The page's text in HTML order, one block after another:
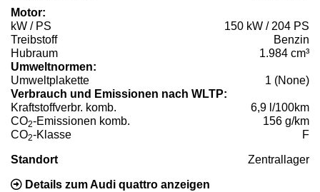
Motor:
kW / PS
150 kW / 204 PS
Treibstoff
Benzin
Hubraum
1.984 cm³
Umweltnormen:
Umweltplakette
1 (None)
Verbrauch und Emissionen nach WLTP:
Kraftstoffverbr. komb.
6,9 l/100km
CO2-Emissionen komb.
156 g/km
CO2-Klasse F
Standort Zentrallager
Details zum Audi quattro anzeigen